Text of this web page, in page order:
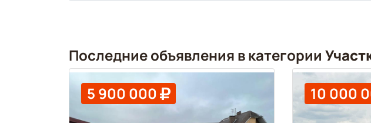
Последние объявления в категории
5 900 000
10 000